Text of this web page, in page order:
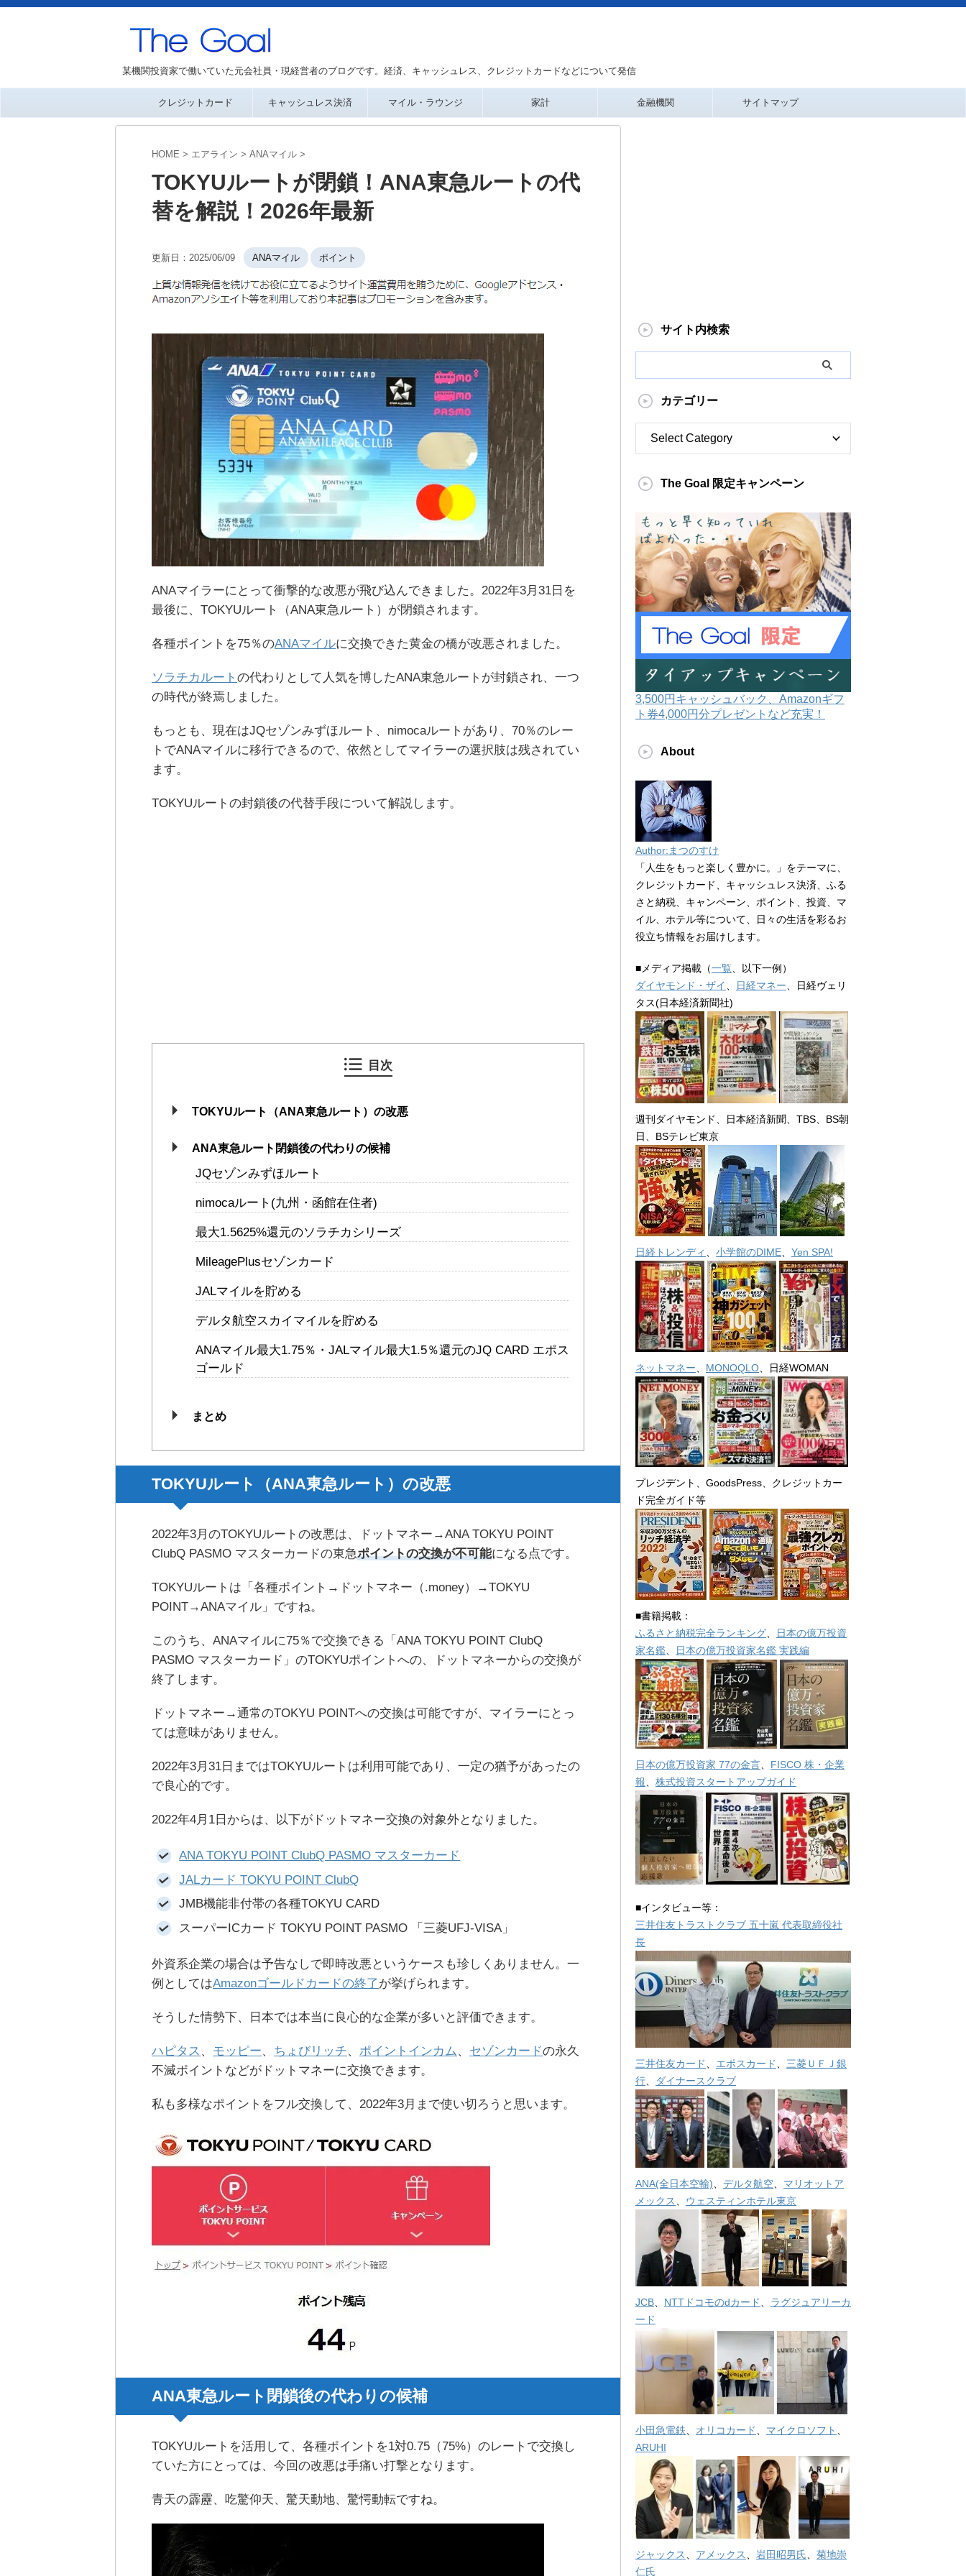
某機関投資家で働いていた元会社員・現経営者のブログです。経済、キャッシュレス、クレジットカードなどについて発信
クレジットカード キャッシュレス決済 マイル・ラウンジ 家計 金融機関 サイトマップ
HOME > エアライン > ANAマイル >
TOKYUルートが閉鎖！ANA東急ルートの代
替を解説！2026年最新
更新日： 2025/06/09 ANAマイル ポイント
ANAマイラーにとって衝撃的な改悪が飛び込んできました。2022年3月31日を
最後に、TOKYUルート（ANA東急ルート）が閉鎖されます。
各種ポイントを75％のANAマイルに交換できた黄金の橋が改悪されました。
ソラチカルート の代わりとして人気を博したANA東急ルートが封鎖され、一つ
の時代が終焉しました。
もっとも、現在はJQセゾンみずほルート、nimocaルートがあり、70％のレー
トでANAマイルに移行できるので、依然としてマイラーの選択肢は残されてい
ます。
TOKYUルートの封鎖後の代替手段について解説します。
目次
TOKYUルート（ANA東急ルート）の改悪
ANA東急ルート閉鎖後の代わりの候補
JQセゾンみずほルート
nimocaルート(九州・函館在住者)
最大1.5625%還元のソラチカシリーズ
MileagePlusセゾンカード
JALマイルを貯める
デルタ航空スカイマイルを貯める
ANAマイル最大1.75％・JALマイル最大1.5％還元のJQ CARD エポス
ゴールド
まとめ
TOKYUルート（ANA東急ルート）の改悪
2022年3月のTOKYUルートの改悪は、ドットマネー→ANA TOKYU POINT
ClubQ PASMO マスターカードの東急ポイントの交換が不可能になる点です。
TOKYUルートは「各種ポイント→ドットマネー（.money）→TOKYU
POINT→ANAマイル」ですね。
このうち、ANAマイルに75％で交換できる「ANA TOKYU POINT ClubQ
PASMO マスターカード」のTOKYUポイントへの、ドットマネーからの交換が
終了します。
ドットマネー→通常のTOKYU POINTへの交換は可能ですが、マイラーにとっ
ては意味がありません。
2022年3月31日まではTOKYUルートは利用可能であり、一定の猶予があったの
で良心的です。
2022年4月1日からは、以下がドットマネー交換の対象外となりました。
ANA TOKYU POINT ClubQ PASMO マスターカード
JALカード TOKYU POINT ClubQ
JMB機能非付帯の各種TOKYU CARD
スーパーICカード TOKYU POINT PASMO 「三菱UFJ-VISA」
外資系企業の場合は予告なしで即時改悪というケースも珍しくありません。一
例としてはAmazonゴールドカードの終了が挙げられます。
そうした情勢下、日本では本当に良心的な企業が多いと評価できます。
ハピタス 、 モッピー、 ちょびリッチ、 ポイントインカム、 セゾンカードの永久
不滅ポイントなどがドットマネーに交換できます。
私も多様なポイントをフル交換して、2022年3月まで使い切ろうと思います。
ANA東急ルート閉鎖後の代わりの候補
TOKYUルートを活用して、各種ポイントを1対0.75（75%）のレートで交換し
ていた方にとっては、今回の改悪は手痛い打撃となります。
青天の霹靂、吃驚仰天、驚天動地、驚愕動転ですね。
サイト内検索
カテゴリー
The Goal 限定キャンペーン
3,500円キャッシュバック、Amazonギフ
ト券4,000円分プレゼントなど充実！
About
Author:まつのすけ
「人生をもっと楽しく豊かに。」をテーマに、
クレジットカード、キャッシュレス決済、ふる
さと納税、キャンペーン、ポイント、投資、マ
イル、ホテル等について、日々の生活を彩るお
役立ち情報をお届けします。
■メディア掲載（一覧 、以下一例）
ダイヤモンド・ザイ
日経マネー 、日経ヴェリ
タス(日本経済新聞社)
週刊ダイヤモンド、日本経済新聞、TBS、BS朝
日、BSテレビ東京
日経トレンディ 小学館のDIME Yen SPA!
ネットマネー MONOQLO 、日経WOMAN
プレジデント、GoodsPress、クレジットカー
ド完全ガイド等
■書籍掲載：
ふるさと納税完全ランキング、
日本の億万投資
家名鑑、 日本の億万投資家名鑑 実践編
日本の億万投資家 77の金言、 FISCO 株・企業
報、 株式投資スタートアップガイド
■インタビュー等：
三井住友トラストクラブ 五十嵐 代表取締役社
長
三井住友カード エポスカード
三菱ＵＦＪ銀
行
ダイナースクラブ
ANA(全日本空輸) デルタ航空
マリオットア
メックス
ウェスティンホテル東京
JCB NTTドコモのdカード
ラグジュアリーカ
ード
小田急電鉄 オリコカード マイクロソフト
ARUHI
ジャックス アメックス 岩田昭男氏
菊地崇
仁氏